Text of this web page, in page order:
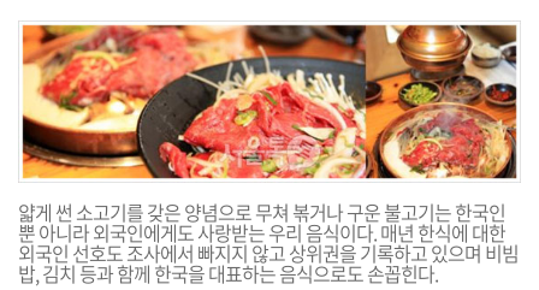
포
털
U
R
L
복
사
공
유
하
기
기
크
게
변
경
하
기
기
작
게
변
경
하
기
얇게 썬 소고기를 갖은 양념으로 무쳐 볶거나 구운 불고기는 한국인
뿐 아니라 외국인에게도 사랑받는 우리 음식이다. 매년 한식에 대한
외국인 선호도 조사에서 빠지지 않고 상위권을 기록하고 있으며 비빔
밥, 김치 등과 함께 한국을 대표하는 음식으로도 손꼽힌다.